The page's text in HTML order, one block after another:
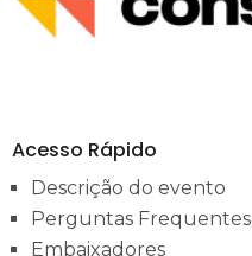
Acesso Rápido
Descrição do evento
Perguntas Frequentes
Embaixadores